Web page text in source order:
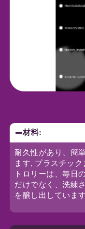
材料:
耐久性があり、簡
ます, プラスチッ
トロリーは、毎日
だけでなく、洗練
を醸し出していま